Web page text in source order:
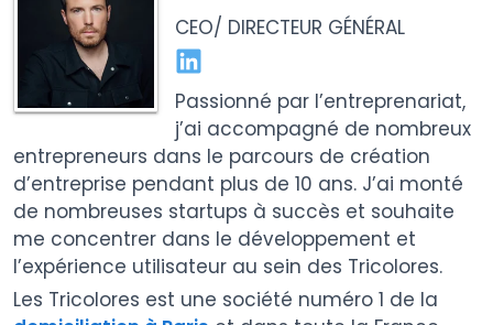
CEO/ DIRECTEUR GÉNÉRAL
Passionné par l’entreprenariat,
j’ai accompagné de nombreux
entrepreneurs dans le parcours de création
d’entreprise pendant plus de 10 ans. J’ai monté
de nombreuses startups à succès et souhaite
me concentrer dans le développement et
l’expérience utilisateur au sein des Tricolores.
Les Tricolores est une société numéro 1 de la